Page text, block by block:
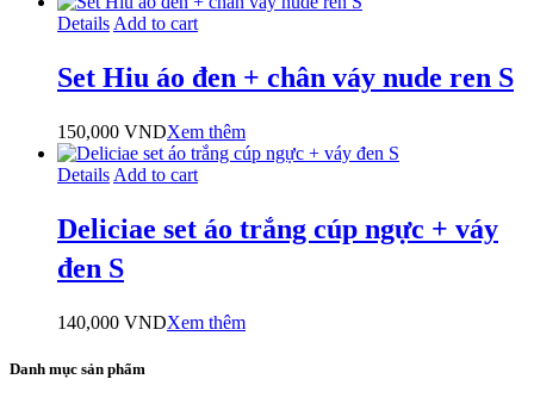
Details Add to cart
Set Hiu áo đen + chân váy nude ren S
150,000 VNDXem thêm
Details Add to cart
Deliciae set áo trắng cúp ngực + váy
đen S
140,000 VNDXem thêm
Danh mục sản phẩm